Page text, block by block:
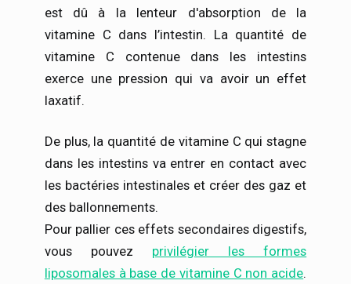
est dû à la lenteur d'absorption de la
vitamine C dans l’intestin. La quantité de
vitamine C contenue dans les intestins
exerce une pression qui va avoir un effet
laxatif.
De plus, la quantité de vitamine C qui stagne
dans les intestins va entrer en contact avec
les bactéries intestinales et créer des gaz et
des ballonnements.
Pour pallier ces effets secondaires digestifs,
vous pouvez privilégier les formes
liposomales à base de vitamine C non acide.